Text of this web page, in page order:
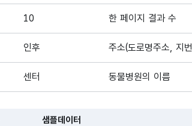
10 한 페이지 결과 수
인후 주소(도로명주소, 지
센터 동물병원의 이름
샘플데이터